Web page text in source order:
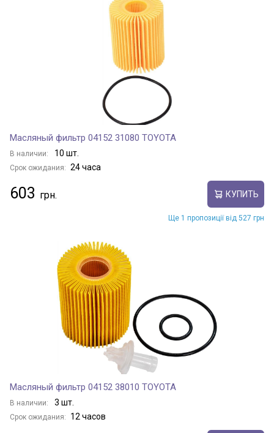
Масляный фильтр 04152 31080 TOYOTA
В наличии: 10 шт.
Срок ожидания: 24 часа
603 КУПИТЬ
Ще 1 пропозиції від 527 грн
Масляный фильтр 04152 38010 TOYOTA
В наличии: 3 шт.
Срок ожидания: 12 часов